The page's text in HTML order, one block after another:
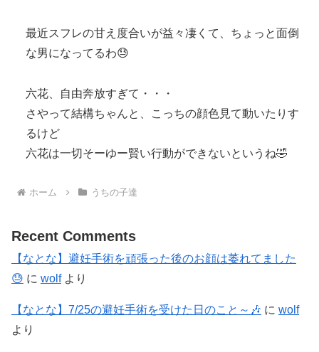
最近スフレの甘え度合いが益々凄くて、ちょっと面倒
な男になってるわ😓
六花、自由奔放すぎて・・・
さやって結構ちゃんと、こっちの顔色見て動いたりす
るけど
六花は一切そーゆー賢い行動ができないというね🤣
ホーム うちの子達
Recent Comments
【なとな】避妊手術を頑張った後のお顔は萎れてました
😓 に wolfより
【なとな】7/25の避妊手術を受けた日のこと～🎶 に wolf
より